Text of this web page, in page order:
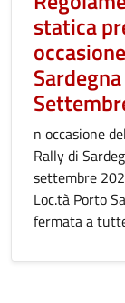
statica
n occasione
Rally di
settembre
Loc.tà Porto
fermata a